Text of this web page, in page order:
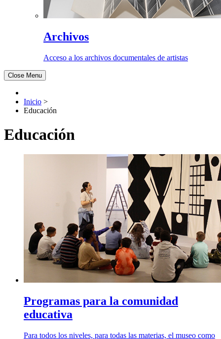
Archivos
Acceso a los archivos documentales de artistas
Close Menu
Inicio >
Educación
Educación
Programas para la comunidad
educativa
Para todos los niveles, para todas las materias, el museo como